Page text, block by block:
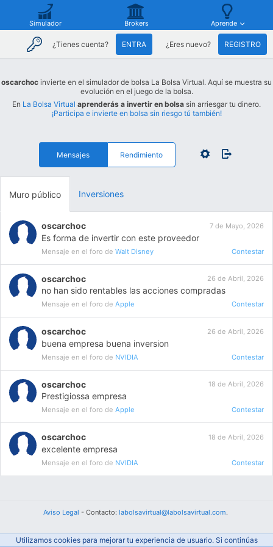
Simulador Brokers Aprende
¿Tienes cuenta? ENTRA ¿Eres nuevo? REGISTRO
oscarchoc invierte en el simulador de bolsa La Bolsa Virtual. Aquí se muestra su
evolución en el juego de la bolsa.
En La Bolsa Virtual aprenderás a invertir en bolsa sin arriesgar tu dinero.
¡Participa e invierte en bolsa sin riesgo tú también!
Mensajes Rendimiento
Muro público Inversiones
oscarchoc 7 de Mayo, 2026
Es forma de invertir con este proveedor
Mensaje en el foro deWalt Disney Contestar
oscarchoc 26 de Abril, 2026
no han sido rentables las acciones compradas
Mensaje en el foro deApple Contestar
oscarchoc 26 de Abril, 2026
buena empresa buena inversion
Mensaje en el foro de NVIDIA Contestar
oscarchoc 18 de Abril, 2026
Prestigiossa empresa
Mensaje en el foro deApple Contestar
oscarchoc 18 de Abril, 2026
excelente empresa
Mensaje en el foro de NVIDIA Contestar
Aviso Legal - Contacto: labolsavirtual@labolsavirtual.com.
Utilizamos cookies para mejorar tu experiencia de usuario. Si continúas